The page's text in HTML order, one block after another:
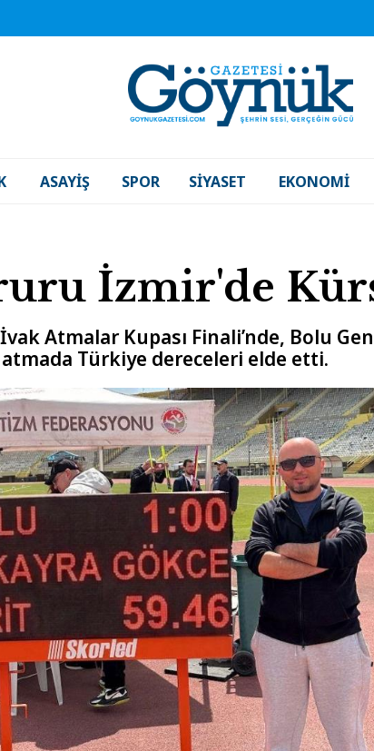
ASAYIŞ SPOR SIYASET EKONOMI
İzmir'de
Atmalar Kupası Finali’nde, Bolu
Türkiye dereceleri elde etti.